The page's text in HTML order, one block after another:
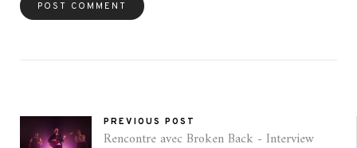
PREVIOUS POST
Rencontre avec Broken Back - Interview